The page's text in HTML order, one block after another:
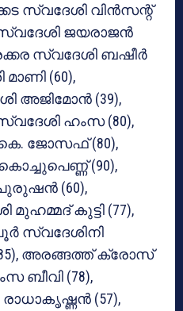
സ്വദേശി വിന്‍സന്റ്
ജയരാജന്‍
സ്വദേശി ബഷീര്‍
(60),
അജിമോന്‍ (39),
ഹംസ (80),
ജോസഫ് (80),
(90),
(60),
മുഹമ്മദ് കുട്ടി (77),
സ്വദേശിനി
അരങ്ങത്ത് ക്രോസ്
ബീവി (78),
(57),